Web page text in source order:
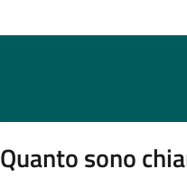
Quanto sono